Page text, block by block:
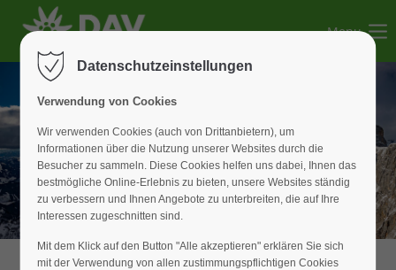
Der Eintrag "offcanvas-col2" existiert leider nicht.
Der Eintrag "offcanvas-col3" existiert leider nicht.
Der Eintrag "offcanvas-col4" existiert leider nicht.
Menu
Datenschutzeinstellungen
Verwendung von Cookies
Wir verwenden Cookies (auch von Drittanbietern), um
Informationen über die Nutzung unserer Websites durch die
Besucher zu sammeln. Diese Cookies helfen uns dabei, Ihnen das
bestmögliche Online-Erlebnis zu bieten, unsere Websites ständig
zu verbessern und Ihnen Angebote zu unterbreiten, die auf Ihre
Interessen zugeschnitten sind.
Mit dem Klick auf den Button "Alle akzeptieren" erklären Sie sich
mit der Verwendung von allen zustimmungspflichtigen Cookies